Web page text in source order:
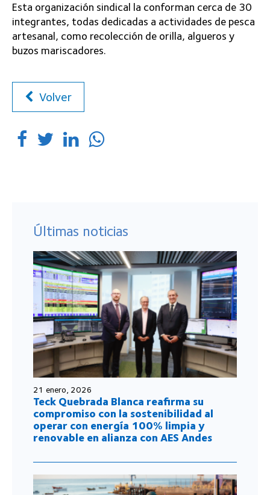
Esta organización sindical la conforman cerca de 30
integrantes, todas dedicadas a actividades de pesca
artesanal, como recolección de orilla, algueros y
buzos mariscadores.
Volver
Últimas noticias
21 enero, 2026
Teck Quebrada Blanca reafirma su
compromiso con la sostenibilidad al
operar con energía 100% limpia y
renovable en alianza con AES Andes